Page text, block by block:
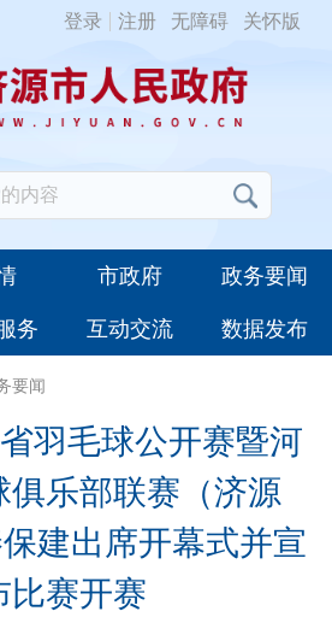
登录 注册 无障碍 关怀版
市政府 政务要闻
务 互动交流 数据发布
要闻
羽毛球公开赛暨河
俱乐部联赛（济源
建出席开幕式并宣
比赛开赛